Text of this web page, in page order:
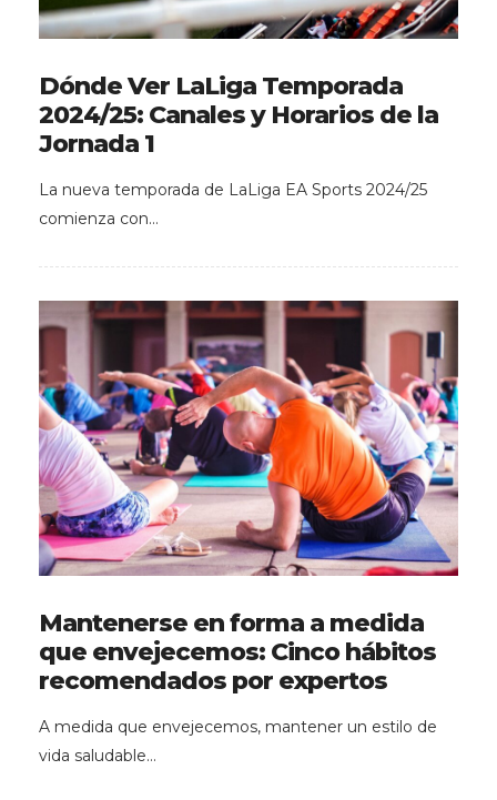
Dónde Ver LaLiga Temporada
2024/25: Canales y Horarios de la
Jornada 1
La nueva temporada de LaLiga EA Sports 2024/25
comienza con…
Mantenerse en forma a medida
que envejecemos: Cinco hábitos
recomendados por expertos
A medida que envejecemos, mantener un estilo de
vida saludable…